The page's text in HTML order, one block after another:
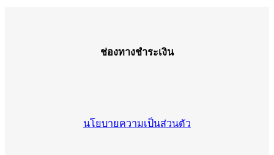
ช่องทางชำระเงิน
นโยบายความเป็นส่วนตัว